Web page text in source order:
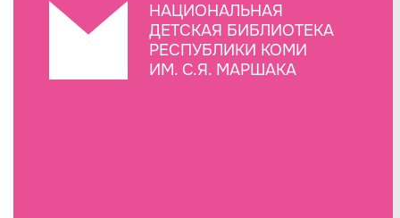
НАЦИОНАЛЬНАЯ
ДЕТСКАЯ БИБЛИОТЕКА
РЕСПУБЛИКИ КОМИ
ИМ. С.Я. МАРШАКА